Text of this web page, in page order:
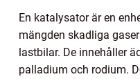
En katalysator är en
mängden skadliga
lastbilar. De innehåller
palladium och rodium.